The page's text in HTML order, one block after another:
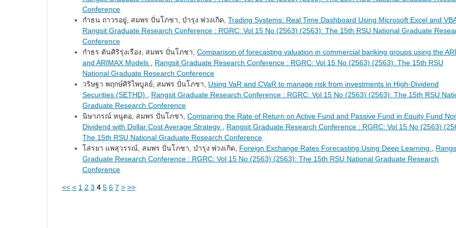
Conference
กำธน ถาวรอยู่, สมพร ปั่นโภชา, บำรุง พ่วงเกิด, Trading Systems: Real Time Dashboard Using Microsoft Excel and
Rangsit Graduate Research Conference : RGRC: Vol 15 No (2563) (2563): The 15th RSU National Graduate
Conference
กำธร ตันศิริรุ่งเรือง, สมพร ปั่นโภชา, Comparison of forecasting valuation in commercial banking groups using the
and ARIMAX Models
Rangsit Graduate Research Conference : RGRC: Vol 15 No (2563) (2563): The 15th RSU
National Graduate Research Conference
วริษฐา พฤกษ์ศิริไพบูลย์, สมพร ปั่นโภชา, Using VaR and CVaR to manage risk from investments in High-Dividend
Securities (SETHD)
Rangsit Graduate Research Conference : RGRC: Vol 15 No (2563) (2563): The 15th RSU
Graduate Research Conference
นิษาภรณ์ หนูตอ, สมพร ปั่นโภชา, Comparing the Rate of Return on Active Fund and Passive Fund in Equity Fund
Dividend with Dollar Cost Average Strategy
Rangsit Graduate Research Conference : RGRC: Vol 15 No (2563)
The 15th RSU National Graduate Research Conference
โสรยา แพสุวรรณ์, สมพร ปั่นโภชา, บำรุง พ่วงเกิด, Foreign Exchange Rates Forecasting Using Deep Learning
Graduate Research Conference : RGRC: Vol 15 No (2563) (2563): The 15th RSU National Graduate Research
Conference
<< < 1 2 3 4 5 6 7 > >>